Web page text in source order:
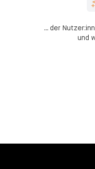
... der
und